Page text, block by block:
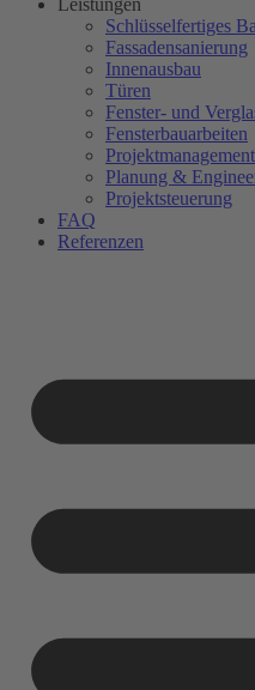
Leistungen
Schlüsselfertiges
Fassadensanierung
Innenausbau
Türen
Fenster- und
Fensterbauarbeiten
Projektmanagement
Planung &
Projektsteuerung
FAQ
Referenzen